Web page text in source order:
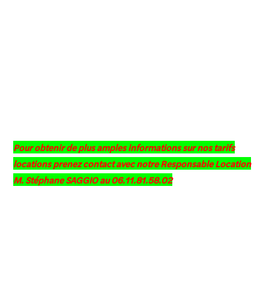
Pour obtenir de plus amples informations sur nos tarifs
locations prenez contact avec notre Responsable Location
M. Stéphane SAGGIO au 06.11.81.58.02